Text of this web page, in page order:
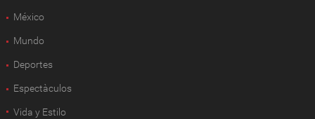
México
Mundo
Deportes
Espectàculos
Vida y Estilo